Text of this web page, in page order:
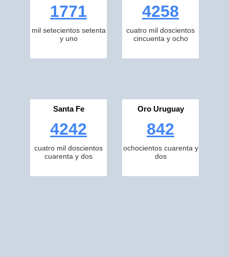
1771
mil setecientos setenta
y uno
4258
cuatro mil doscientos
cincuenta y ocho
Santa Fe
4242
cuatro mil doscientos
cuarenta y dos
Oro Uruguay
842
ochocientos cuarenta y
dos